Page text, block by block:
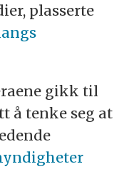
plasserte
gikk til
å tenke seg at